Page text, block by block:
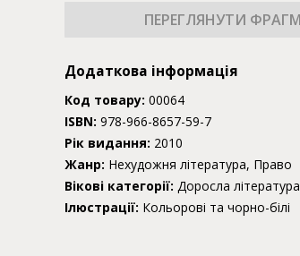
Додаткова інформація
Код товару: 00064
ISBN: 978-966-8657-59-7
Рік видання: 2010
Жанр: Нехудожня література, Право
Вікові категорії: Доросла література
Ілюстрації: Кольорові та чорно-білі